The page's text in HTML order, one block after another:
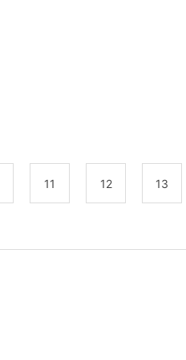
11 12 13